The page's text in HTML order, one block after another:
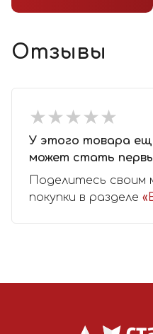
Отзывы
★★★★★
★★★★★
У этого товара
может стать
Поделитесь своим
покупки в разделе